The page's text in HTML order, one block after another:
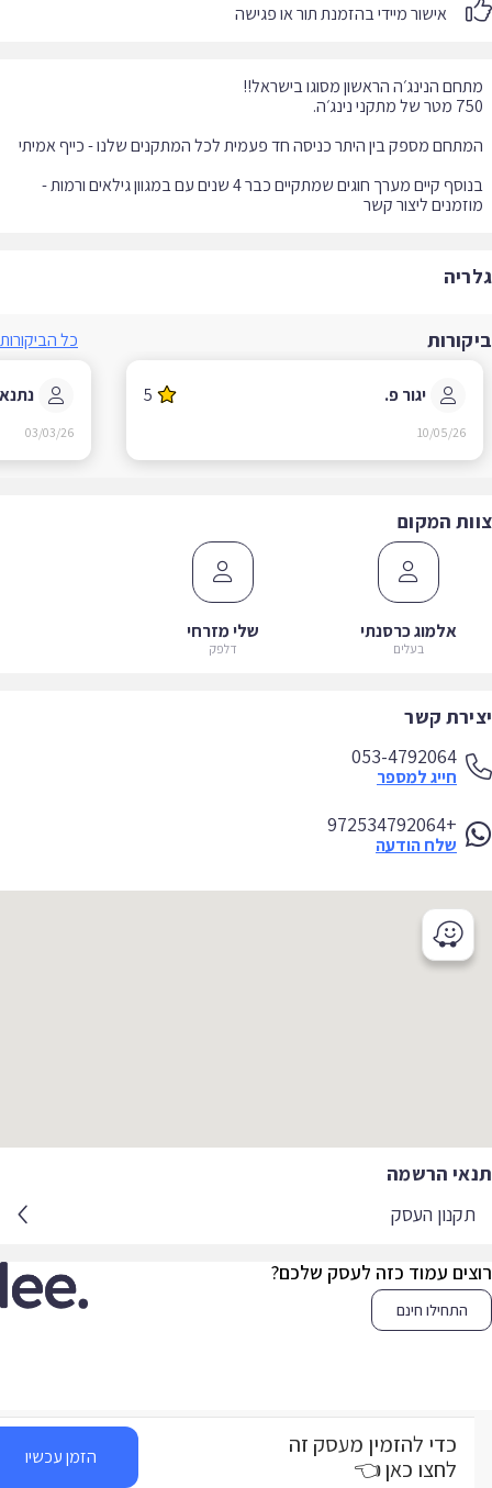
אישור מיידי בהזמנת תור או פגישה
בנוסף קיים מערך חוגים שמתקיים כבר 4 שנים עם במגוון גילאים ורמות -
ליצור קשר
כל הביקורות
יגור פ. 5
10/05/26
נתנאל
03/03/26
המקום
אלמוג כרסנתי
בעלים
שלי מזרחי
דלפק
קשר
053-4792064
חייג למספר
+972534792064
שלח הודעה
הרשמה
תקנון העסק
עמוד כזה לעסק שלכם?
התחילו חינם
כדי להזמין מעסק זה
לחצו כאן 👈
הזמן עכשיו